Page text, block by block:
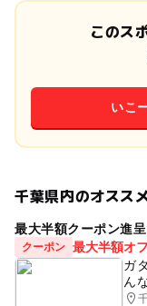
このス
いこ
千葉県内のオスス
最大半額クーポン進
クーポン 最大半額オ
ガ
ん